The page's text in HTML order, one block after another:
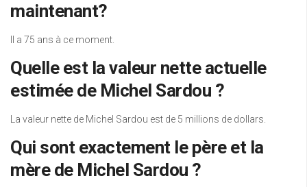
maintenant?
Il a 75 ans à ce moment.
Quelle est la valeur nette actuelle
estimée de Michel Sardou ?
La valeur nette de Michel Sardou est de 5 millions de dollars.
Qui sont exactement le père et la
mère de Michel Sardou ?